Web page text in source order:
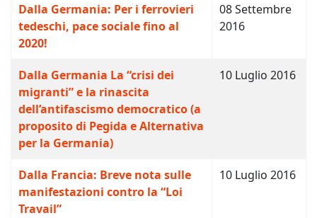
Dalla Germania: Per i ferrovieri
tedeschi, pace sociale fino al
2020!
08 Settembre
2016
Dalla Germania La “crisi dei
migranti” e la rinascita
dell’antifascismo democratico (a
proposito di Pegida e Alternativa
per la Germania)
10 Luglio 2016
Dalla Francia: Breve nota sulle
manifestazioni contro la “Loi
Travail”
10 Luglio 2016